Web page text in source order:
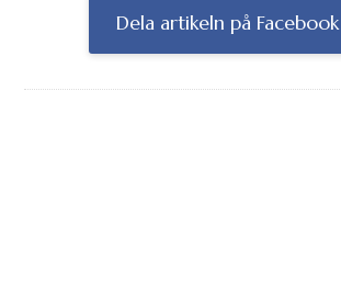
Dela artikeln på Facebook